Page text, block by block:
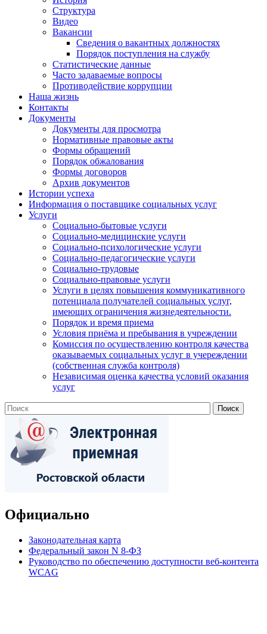
Структура
Видео
Вакансии
Сведения о вакантных должностях
Порядок поступления на службу
Статистические данные
Часто задаваемые вопросы
Противодействие коррупции
Наша жизнь
Контакты
Документы
Документы для просмотра
Нормативные правовые акты
Формы обращений
Порядок обжалования
Формы договоров
Архив документов
Истории успеха
Информация о поставщике социальных услуг
Услуги
Социально-бытовые услуги
Социально-медицинские услуги
Социально-психологические услуги
Социально-педагогические услуги
Социально-трудовые
Социально-правовые услуги
Услуги в целях повышения коммуникативного
потенциала получателей социальных услуг,
имеющих ограничения жизнедеятельности.
Порядок и время приема
Условия приёма и пребывания в учреждении
Комиссия по осуществлению контроля качества
оказываемых социальных услуг в учереждении
(собственная служба контроля)
Независимая оценка качества условий оказания
услуг
Официально
Законодательная карта
Федеральный закон N 8-ФЗ
Руководство по обеспечению доступности веб-контента
WCAG